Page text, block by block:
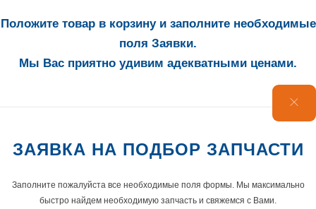
Положите товар в корзину и заполните необходимые
поля Заявки.
Мы Вас приятно удивим адекватными ценами.
ЗАЯВКА НА ПОДБОР ЗАПЧАСТИ
Заполните пожалуйста все необходимые поля формы. Мы максимально
быстро найдем необходимую запчасть и свяжемся с Вами.